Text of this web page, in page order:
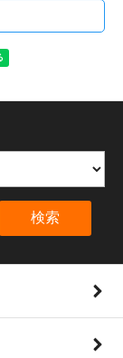
検索